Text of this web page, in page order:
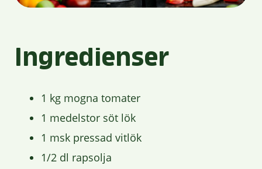
Ingredienser
1 kg mogna tomater
1 medelstor söt lök
1 msk pressad vitlök
1/2 dl rapsolja